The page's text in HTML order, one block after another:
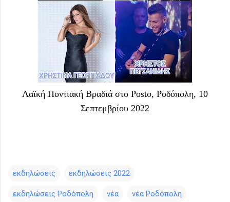
Λαϊκή Ποντιακή Βραδιά στο Posto, Ροδόπολη, 10
Σεπτεμβρίου 2022
εκδηλώσεις εκδηλώσεις 2022
εκδηλώσεις Ροδόπολη νέα νέα Ροδόπολη